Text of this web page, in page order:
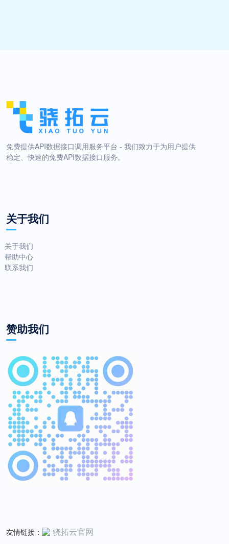
免费提供API数据接口调用服务平台 - 我们致力于为用户提供
稳定、快速的免费API数据接口服务。
关于我们
关于我们
帮助中心
联系我们
赞助我们
友情链接： 骁拓云官网